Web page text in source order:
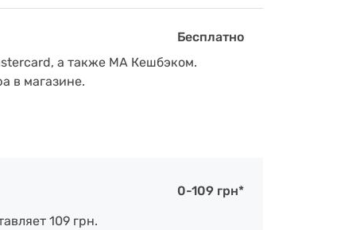
Бесплатно
а также МА Кешбэком.
в магазине.
0-109 грн*
109 грн.